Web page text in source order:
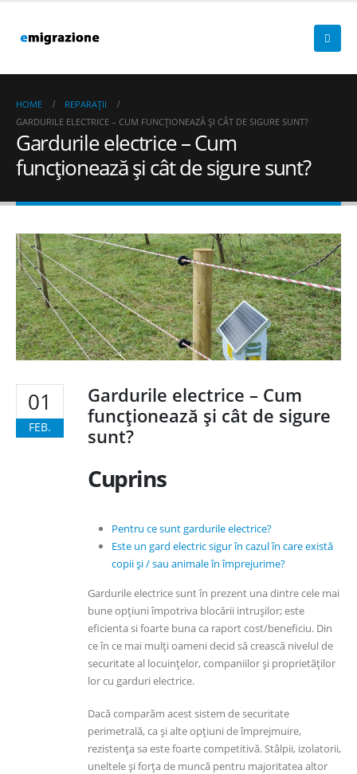
HOME
REPARAȚII
GARDURILE ELECTRICE – CUM FUNCȚIONEAZĂ ȘI CÂT DE SIGURE SUNT?
Gardurile electrice – Cum
funcționează și cât de sigure sunt?
01
FEB.
Gardurile electrice – Cum
funcționează și cât de sigure
sunt?
Cuprins
Pentru ce sunt gardurile electrice?
Este un gard electric sigur în cazul în care există
copii și / sau animale în împrejurime?
Gardurile electrice sunt în prezent una dintre cele mai
bune opțiuni împotriva blocării intrușilor; este
eficienta si foarte buna ca raport cost/beneficiu. Din
ce în ce mai mulți oameni decid să crească nivelul de
securitate al locuințelor, companiilor și proprietăților
lor cu garduri electrice.
Dacă comparăm acest sistem de securitate
perimetrală, ca și alte opțiuni de împrejmuire,
rezistența sa este foarte competitivă. Stâlpii, izolatorii,
uneltele și forța de muncă pentru majoritatea altor